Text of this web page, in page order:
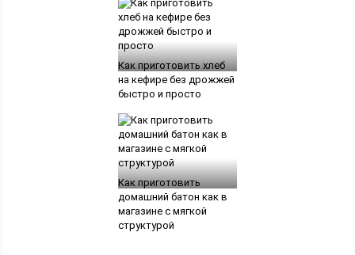
Как приготовить хлеб
на кефире без дрожжей
быстро и просто
Как приготовить
домашний батон как в
магазине с мягкой
структурой